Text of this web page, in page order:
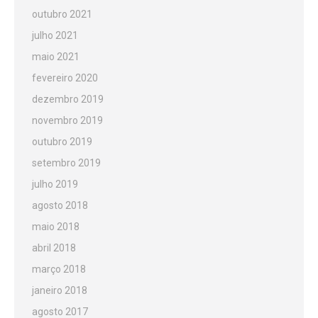
outubro 2021
julho 2021
maio 2021
fevereiro 2020
dezembro 2019
novembro 2019
outubro 2019
setembro 2019
julho 2019
agosto 2018
maio 2018
abril 2018
março 2018
janeiro 2018
agosto 2017